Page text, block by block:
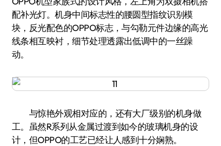
配补光灯。机身中间标志性的腰圆型指纹识别模
块，反光配色的OPPO标志，与勾勒元件边缘的高光
线条相互映衬，细节处理透露出低调中的一丝躁
动。
与惊艳外观相对应的，还有大厂级别的机身做
工。虽然R系列从金属过渡到如今的玻璃机身的设
计，但OPPO的工艺已经让人感到十分娴熟。